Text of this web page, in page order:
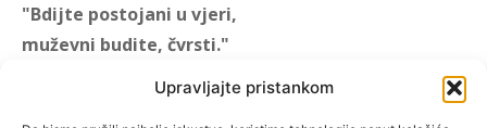
Upravljajte pristankom
"Bdijte postojani u vjeri,
muževni budite, čvrsti."